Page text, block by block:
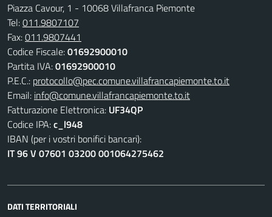
Piazza Cavour, 1 - 10068 Villafranca Piemonte
Tel:011.9807107
Fax:011.9807441
Codice Fiscale:01692900010
Partita IVA:01692900010
P.E.C.: protocollo@pec.comune.villafrancapiemonte.to.it
Email: info@comune.villafrancapiemonte.to.it
Fatturazione Elettronica: UF34QP
Codice IPA:c_l948
IBAN (per i vostri bonifici bancari):
IT 96 V 07601 03200 001064275462
DATI TERRITORIALI